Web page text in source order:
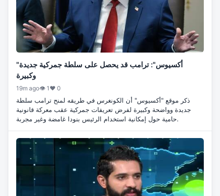
"أكسيوس": ترامب قد يحصل على سلطة جمركية جديدة
وكبيرة
19m ago👁 1 ♥ 0
ذكر موقع "أكسيوس" أن الكونغرس في طريقه لمنح ترامب سلطة
جديدة وواضحة وكبيرة لفرض تعريفات جمركية عقب معركة قانونية
حامية حول إمكانية استخدام الرئيس بنودا غامضة وغير مجربة.